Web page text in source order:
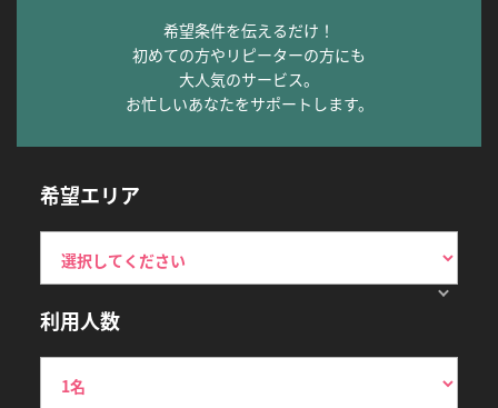
希望条件を伝えるだけ！
初めての方やリピーターの方にも
大人気のサービス。
お忙しいあなたをサポートします。
希望エリア
利用人数